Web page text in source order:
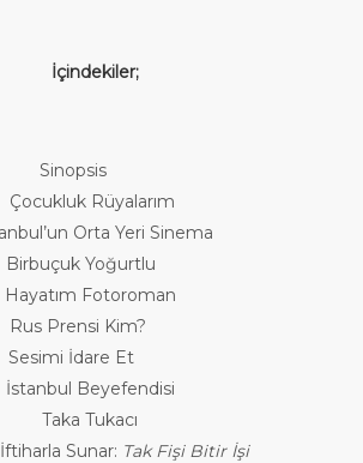
İçindekiler;
Sinopsis
Çocukluk Rüyalarım
Orta Yeri Sinema
Birbuçuk Yoğurtlu
Hayatım Fotoroman
Rus Prensi Kim?
Sesimi İdare Et
İstanbul Beyefendisi
Taka Tukacı
Sunar: Tak Fişi Bitir İşi